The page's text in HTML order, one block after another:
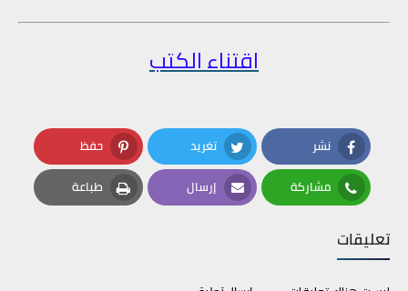
اقتناء الكتب
نشر
Facebook
تغريد
Twitter
حفظ
Pinterest
مشاركة
Whatsapp
إرسال
Email
طباعة
Print
تعليقات